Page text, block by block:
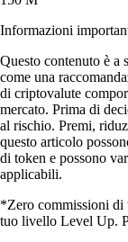
Informazioni
Questo contenuto è a
come una
di criptovalute
mercato. Prima di
al rischio. Premi,
questo articolo
di token e possono
applicabili.
*Zero commissioni di
tuo livello Level Up.